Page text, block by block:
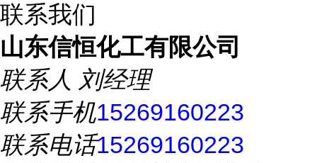
联系我们
山东信恒化工有限公司
联系人 刘经理
联系手机15269160223
联系电话15269160223